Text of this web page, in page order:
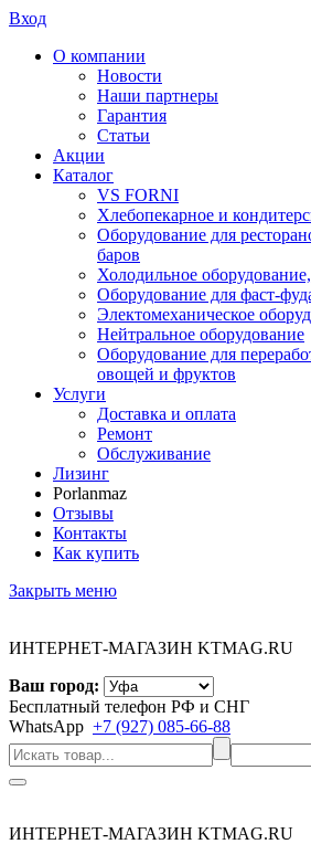
Вход
О компании
Новости
Наши партнеры
Гарантия
Статьи
Акции
Каталог
VS FORNI
Хлебопекарное и
Оборудование для
баров
Холодильное
Оборудование для фаст-
Электомеханическое
Нейтральное оборудование
Оборудование для
овощей и фруктов
Услуги
Доставка и оплата
Ремонт
Обслуживание
Лизинг
Porlanmaz
Отзывы
Контакты
Как купить
Закрыть меню
ИНТЕРНЕТ-МАГАЗИН KTMAG.RU
Ваш город:
Бесплатный телефон РФ и СНГ
WhatsApp +7 (927) 085-66-88
ИНТЕРНЕТ-МАГАЗИН KTMAG.RU